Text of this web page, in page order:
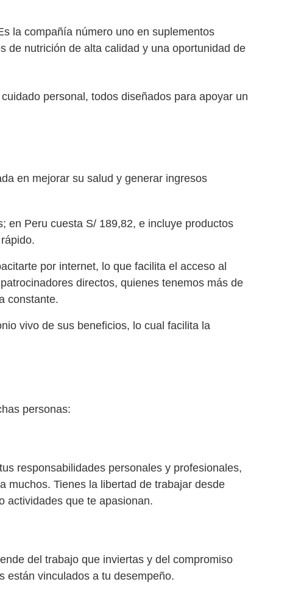
la compañía número uno en suplementos
de nutrición de alta calidad y una oportunidad de
personal, todos diseñados para apoyar un
en mejorar su salud y generar ingresos
en Peru cuesta S/ 189,82, e incluye productos
por internet, lo que facilita el acceso al
directos, quienes tenemos más de
constante.
vivo de sus beneficios, lo cual facilita la
personas:
responsabilidades personales y profesionales,
muchos. Tienes la libertad de trabajar desde
actividades que te apasionan.
del trabajo que inviertas y del compromiso
están vinculados a tu desempeño.